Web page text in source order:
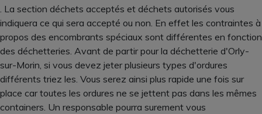
. La section déchets acceptés et déchets autorisés vous
indiquera ce qui sera accepté ou non. En effet les contraintes à
propos des encombrants spéciaux sont différentes en fonction
des déchetteries. Avant de partir pour la déchetterie d'Orly-
sur-Morin, si vous devez jeter plusieurs types d'ordures
différents triez les. Vous serez ainsi plus rapide une fois sur
place car toutes les ordures ne se jettent pas dans les mêmes
containers. Un responsable pourra surement vous